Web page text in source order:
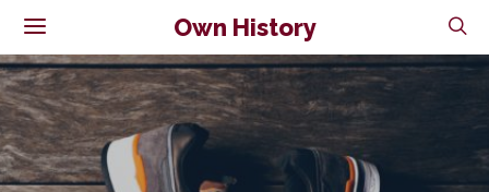
Own History